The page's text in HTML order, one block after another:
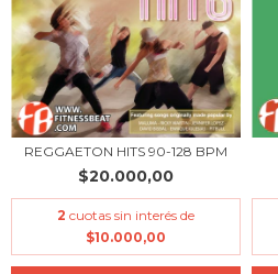
REGGAETON HITS 90-128 BPM
$20.000,00
2 cuotas sin interés de
$10.000,00